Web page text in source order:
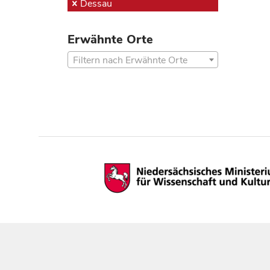
Dessau
Erwähnte Orte
Filtern nach Erwähnte Orte